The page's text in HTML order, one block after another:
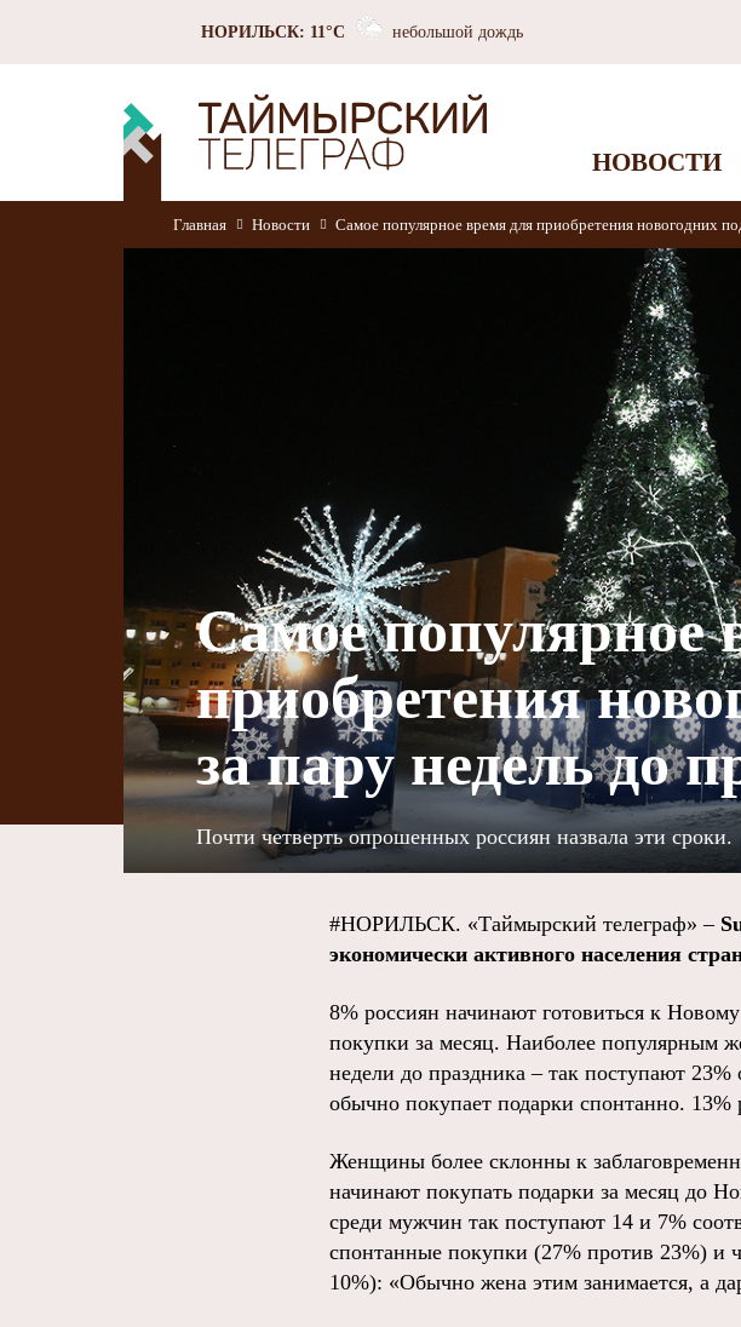
НОРИЛЬСК: 11°C небольшой дождь
НОВОСТИ
Главная Новости Самое популярное время для приобретения новогодних
Самое популярное
приобретения
за пару недель до
Почти четверть опрошенных россиян назвала эти сроки.
#НОРИЛЬСК. «Таймырский телеграф» –
экономически активного населения
8% россиян начинают готовиться к
покупки за месяц. Наиболее популярным
недели до праздника – так поступают
обычно покупает подарки спонтанно. 13%
Женщины более склонны к
начинают покупать подарки за месяц до
среди мужчин так поступают 14 и 7%
спонтанные покупки (27% против 23%) и
10%): «Обычно жена этим занимается, а